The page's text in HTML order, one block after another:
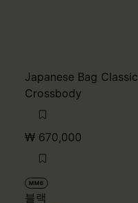
Japanese Bag Classic
Crossbody
₩ 670,000
MM6
블랙